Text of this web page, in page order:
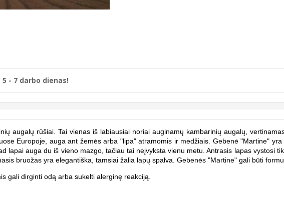
- 7 darbo dienas!
augalų rūšiai. Tai vienas iš labiausiai noriai auginamų kambarinių augalų,
Europoje, auga ant žemės arba "lipa" atramomis ir medžiais. Gebenė "Martine"
lapai auga du iš vieno mazgo, tačiau tai neįvyksta vienu metu. Antrasis lapas vystosi
bruožas yra elegantiška, tamsiai žalia lapų spalva. Gebenės "Martine" gali būti
gali dirginti odą arba sukelti alerginę reakciją.